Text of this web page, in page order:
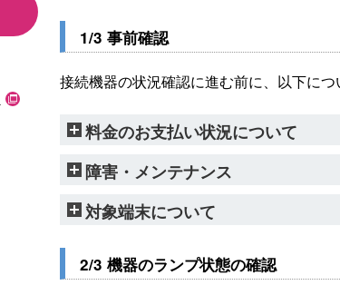
1/3 事前確認
接続機器の状況確認に進む前に、以下につ
料金のお支払い状況について
障害・メンテナンス
対象端末について
2/3 機器のランプ状態の確認